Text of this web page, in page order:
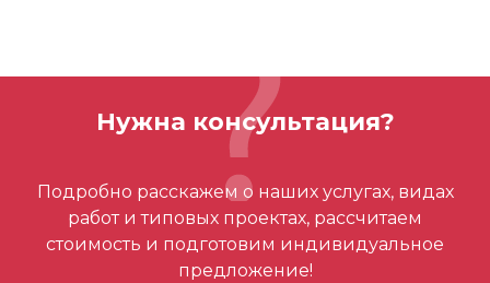
Нужна консультация?
Подробно расскажем о наших услугах, видах
работ и типовых проектах, рассчитаем
стоимость и подготовим индивидуальное
предложение!